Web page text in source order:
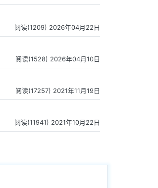
阅读(1209) 2026年04月22日
阅读(1528) 2026年04月10日
阅读(17257) 2021年11月19日
阅读(11941) 2021年10月22日